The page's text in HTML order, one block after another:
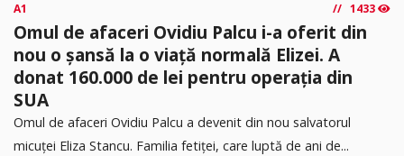
A1 1433
Omul de afaceri Ovidiu Palcu i-a oferit din
nou o șansă la o viață normală Elizei. A
donat 160.000 de lei pentru operația din
SUA
Omul de afaceri Ovidiu Palcu a devenit din nou salvatorul
micuței Eliza Stancu. Familia fetiței, care luptă de ani de...